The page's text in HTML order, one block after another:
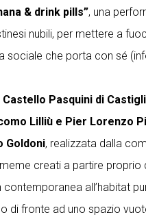
& drink pills”, una
nubili, per mettere a
sociale che porta con sé
Castello Pasquini di
Lilliù e Pier Lorenzo
Goldoni, realizzata dalla
creati a partire
contemporanea all’habitat
di fronte ad uno spazio